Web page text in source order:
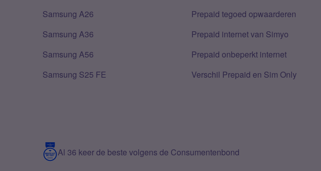
Samsung A26
Samsung A36
Samsung A56
Samsung S25 FE
Prepaid tegoed opwaarderen
Prepaid internet van Simyo
Prepaid onbeperkt internet
Verschil Prepaid en Sim Only
Al 36 keer de beste volgens de Consumentenbond